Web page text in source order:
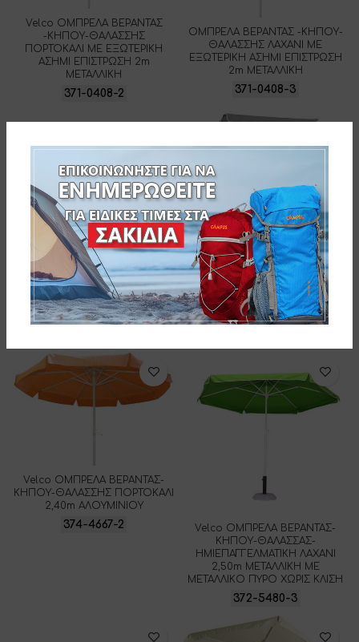
Velco ΟΜΠΡΕΛΑ ΒΕΡΑΝΤΑΣ
-ΚΗΠΟΥ-ΘΑΛΑΣΣΗΣ
ΠΟΡΤΟΚΑΛΙ ΜΕ ΕΞΩΤΕΡΙΚΗ
ΑΣΗΜΙ ΕΠΙΣΤΡΩΣΗ 2m
ΜΕΤΑΛΛΙΚΗ
371-0408-2
ΟΜΠΡΕΛΑ ΒΕΡΑΝΤΑΣ -ΚΗΠΟΥ-
ΘΑΛΑΣΣΗΣ ΛΑΧΑΝΙ ΜΕ
ΕΞΩΤΕΡΙΚΗ ΑΣΗΜΙ ΕΠΙΣΤΡΩΣΗ
2m ΜΕΤΑΛΛΙΚΗ
371-0408-3
ΟΜΠΡΕΛΑ ΒΕΡΑΝΤΑΣ -ΚΗΠΟΥ-
ΘΑΛΑΣΣΗΣ ΓΚΡΙ ΜΕ ΕΞΩΤΕΡΙΚΗ
ΑΣΗΜΙ ΕΠΙΣΤΡΩΣΗ 2m
ΜΕΤΑΛΛΙΚΗ
371-0408-10
Velco ΟΜΠΡΕΛΑ ΒΕΡΑΝΤΑΣ-
ΚΗΠΟΥ-ΘΑΛΑΣΣΗΣ ΓΚΡΙ 2m
ΜΕΤΑΛΛΙΚΗ ΒΑΡΕΩΣ ΤΥΠΟΥ
Velco ΟΜΠΡΕΛΑ ΒΕΡΑΝΤΑΣ-
ΚΗΠΟΥ-ΘΑΛΑΣΣΗΣ ΠΟΡΤΟΚΑΛΙ
2,40m ΑΛΟΥΜΙΝΙΟΥ
374-4667-2
Velco ΟΜΠΡΕΛΑ ΒΕΡΑΝΤΑΣ-
ΚΗΠΟΥ-ΘΑΛΑΣΣΑΣ-
ΗΜΙΕΠΑΓΓΕΛΜΑΤΙΚΗ ΛΑΧΑΝΙ
2,50m ΜΕΤΑΛΛΙΚΗ ΜΕ
ΜΕΤΑΛΛΙΚΟ ΠΥΡΟ ΧΩΡΙΣ ΚΛΙΣΗ
372-5480-3